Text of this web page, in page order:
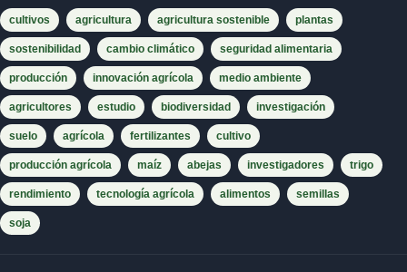
cultivos agricultura agricultura sostenible plantas
sostenibilidad cambio climático seguridad alimentaria
producción innovación agrícola medio ambiente
agricultores estudio biodiversidad investigación
suelo agrícola fertilizantes cultivo
producción agrícola maíz abejas investigadores trigo
rendimiento tecnología agrícola alimentos semillas
soja